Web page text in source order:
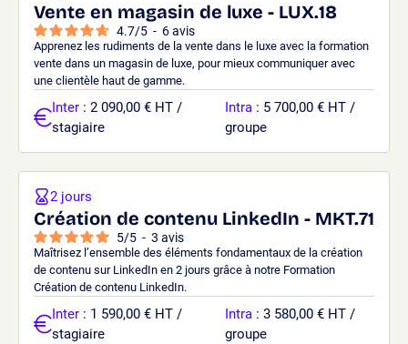
Vente en magasin de luxe - LUX.18
4.7/5 - 6avis
Apprenez les rudiments de la vente dans le luxe avec la formation
vente dans un magasin de luxe, pour mieux communiquer avec
une clientèle haut de gamme.
Inter : 2 090,00 € HT /
stagiaire
Intra : 5 700,00 € HT /
groupe
Création de contenu LinkedIn - MKT.71
5/5 - 3 avis
Maîtrisez l’ensemble des éléments fondamentaux de la création
de contenu sur LinkedIn en 2 jours grâce à notre Formation
Création de contenu LinkedIn.
2 jours
Inter : 1 590,00 € HT /
stagiaire
Intra : 3 580,00 € HT /
groupe